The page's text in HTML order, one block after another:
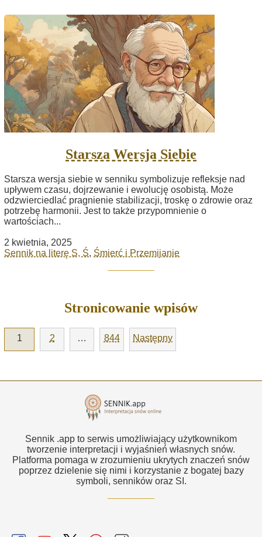
Starsza Wersja Siebie
Starsza wersja siebie w senniku symbolizuje refleksje nad
upływem czasu, dojrzewanie i ewolucję osobistą. Może
odzwierciedlać pragnienie stabilizacji, troskę o zdrowie oraz
potrzebę harmonii. Jest to także przypomnienie o
wartościach...
2 kwietnia, 2025
Sennik na literę S, Ś, Śmierć i Przemijanie
Stronicowanie wpisów
1 2 … 844 Następny
Sennik .app to serwis umożliwiający użytkownikom
tworzenie interpretacji i wyjaśnień własnych snów.
Platforma pomaga w zrozumieniu ukrytych znaczeń snów
poprzez dzielenie się nimi i korzystanie z bogatej bazy
symboli, senników oraz SI.